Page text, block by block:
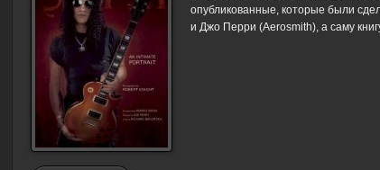
опубликованные, которые были
и Джо Перри (Aerosmith), а саму